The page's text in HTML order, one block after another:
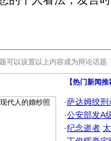
【热门新闻
·萨达姆绞刑
·公安部发A
·纪念逝者